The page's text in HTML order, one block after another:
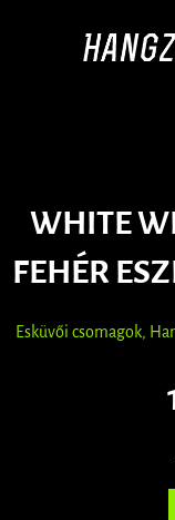
WHITE
FEHÉR
Esküvői csomagok,